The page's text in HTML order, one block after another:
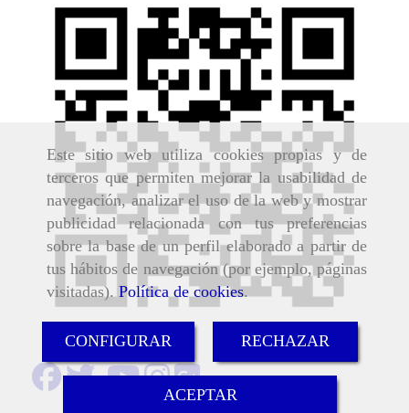
Este sitio web utiliza cookies propias y de
terceros que permiten mejorar la usabilidad de
navegación, analizar el uso de la web y mostrar
publicidad relacionada con tus preferencias
sobre la base de un perfil elaborado a partir de
tus hábitos de navegación (por ejemplo, páginas
visitadas). Política de cookies.
CONFIGURAR RECHAZAR
ACEPTAR